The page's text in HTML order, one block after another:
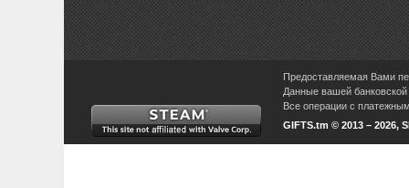
Предоставляемая Вами
Данные вашей
Все операции с
GIFTS.tm © 2013 – 2026,